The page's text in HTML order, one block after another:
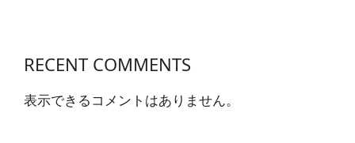
RECENT COMMENTS
表示できるコメントはありません。